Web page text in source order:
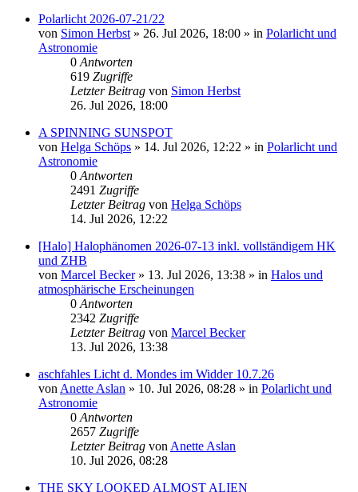
Polarlicht 2026-07-21/22
von Simon Herbst » 26. Jul 2026, 18:00 » in Polarlicht und
Astronomie
0 Antworten
619 Zugriffe
Letzter Beitrag von Simon Herbst
26. Jul 2026, 18:00
A SPINNING SUNSPOT
von Helga Schöps » 14. Jul 2026, 12:22 » in Polarlicht und
Astronomie
0 Antworten
2491 Zugriffe
Letzter Beitrag von Helga Schöps
14. Jul 2026, 12:22
[Halo] Halophänomen 2026-07-13 inkl. vollständigem HK
und ZHB
von Marcel Becker» 13. Jul 2026, 13:38 » in Halos und
atmosphärische Erscheinungen
0 Antworten
2342 Zugriffe
Letzter Beitrag von Marcel Becker
13. Jul 2026, 13:38
aschfahles Licht d. Mondes im Widder 10.7.26
von Anette Aslan » 10. Jul 2026, 08:28 » in Polarlicht und
Astronomie
0 Antworten
2657 Zugriffe
Letzter Beitrag von Anette Aslan
10. Jul 2026, 08:28
THE SKY LOOKED ALMOST ALIEN